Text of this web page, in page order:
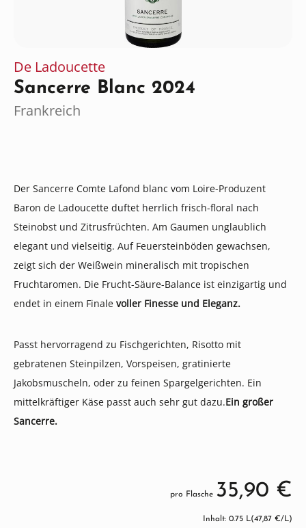
De Ladoucette
Sancerre Blanc 2024
Frankreich
Der Sancerre Comte Lafond blanc vom Loire-Produzent
Baron de Ladoucette duftet herrlich frisch-floral nach
Steinobst und Zitrusfrüchten. Am Gaumen unglaublich
elegant und vielseitig. Auf Feuersteinböden gewachsen,
zeigt sich der Weißwein mineralisch mit tropischen
Fruchtaromen. Die Frucht-Säure-Balance ist einzigartig und
endet in einem Finale voller Finesse und Eleganz.
Passt hervorragend zu Fischgerichten, Risotto mit
gebratenen Steinpilzen, Vorspeisen, gratinierte
Jakobsmuscheln, oder zu feinen Spargelgerichten. Ein
mittelkräftiger Käse passt auch sehr gut dazu.Ein großer
Sancerre.
pro Flasche 35,90 €
Inhalt: 0.75 L(47,87 €/L)